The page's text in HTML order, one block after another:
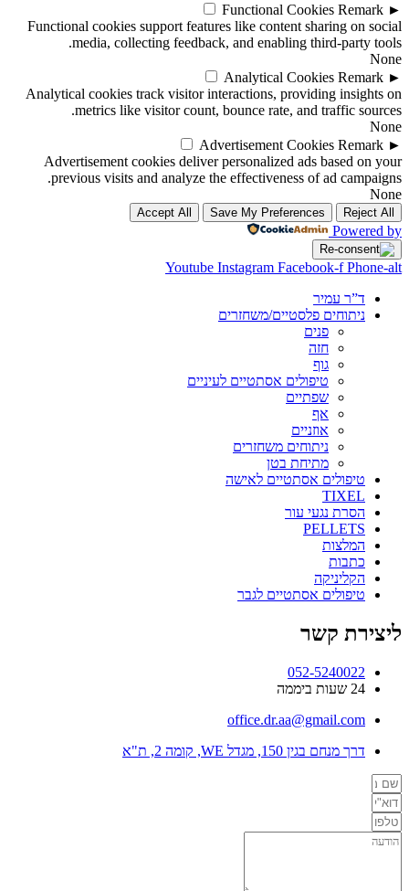
►
Functional Cookies Remark
Functional cookies support features like content sharing on social
media, collecting feedback, and enabling third-party tools.
None
►
Analytical Cookies Remark
Analytical cookies track visitor interactions, providing insights on
metrics like visitor count, bounce rate, and traffic sources.
None
►
Advertisement Cookies Remark
Advertisement cookies deliver personalized ads based on your
previous visits and analyze the effectiveness of ad campaigns.
None
Reject All
Save My Preferences
Accept All
Powered by
Youtube Instagram Facebook-f Phone-alt
ד”ר עמיר
ניתוחים פלסטיים/משחזרים
פנים
חזה
גוף
טיפולים אסתטיים לעיניים
שפתיים
אף
אוזניים
ניתוחים משחזרים
מתיחת בטן
טיפולים אסתטיים לאישה
TIXEL
הסרת נגעי עור
PELLETS
המלצות
כתבות
הקליניקה
טיפולים אסתטיים לגבר
ליצירת קשר
052-5240022
24 שעות ביממה
office.dr.aa@gmail.com
דרך מנחם בגין 150, מגדל WE, קומה 2, ת"א